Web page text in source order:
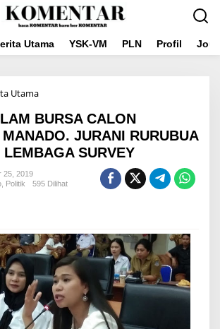
Utama YSK-VM PLN Profil
UtamaMASUK
BURSA
CALON
WALIKOTA
MANADO.
RURUBUA
BURSA CALON
JURANI RURUBUA
LEMBAGA SURVEY
25, 2019
Politik 595 Dilihat